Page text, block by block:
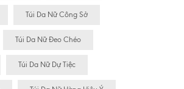
Túi Da Nữ Công Sở
Túi Da Nữ Đeo Chéo
Túi Da Nữ Dự Tiệc